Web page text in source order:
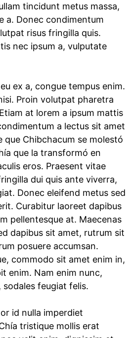
tincidunt metus massa,
a. Donec condimentum
risus fringilla quis.
nec ipsum a, vulputate
ex a, congue tempus enim.
Proin volutpat pharetra
at lorem a ipsum mattis
a lectus sit amet
que Chibchacum se molestó
que la transformó en
eros. Praesent vitae
dui quis ante viverra,
Donec eleifend metus sed
Curabitur laoreet dapibus
pellentesque at. Maecenas
dapibus sit amet, rutrum sit
posuere accumsan.
commodo sit amet enim in,
enim. Nam enim nunc,
feugiat felis.
id nulla imperdiet
tristique mollis erat